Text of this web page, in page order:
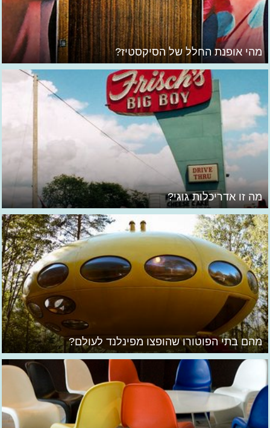
מהי אופנת החלל של הסיקסטיז?
מה זו אדריכלות גוגי?
מהם בתי הפוטורו שהופצו מפינלנד לעולם?